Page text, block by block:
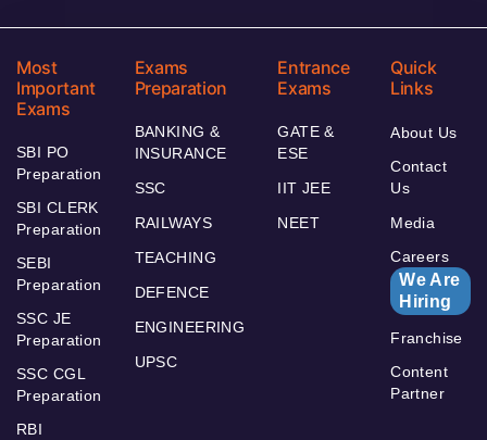
Most
Important
Exams
SBI PO
Preparation
SBI CLERK
Preparation
SEBI
Preparation
SSC JE
Preparation
SSC CGL
Preparation
RBI
Exams
Preparation
BANKING &
INSURANCE
SSC
RAILWAYS
TEACHING
DEFENCE
ENGINEERING
UPSC
Entrance
Exams
GATE &
ESE
IIT JEE
NEET
Quick
Links
About Us
Contact
Us
Media
Careers
We Are
Hiring
Franchise
Content
Partner